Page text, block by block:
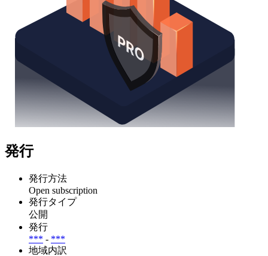
発行
発行方法
Open subscription
発行タイプ
公開
発行
*** - ***
地域内訳